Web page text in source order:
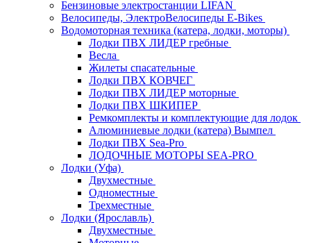
Бензиновые электростанции LIFAN
Велосипеды, ЭлектроВелосипеды E-Bikes
Водомоторная техника (катера, лодки, моторы)
Лодки ПВХ ЛИДЕР гребные
Весла
Жилеты спасательные
Лодки ПВХ КОВЧЕГ
Лодки ПВХ ЛИДЕР моторные
Лодки ПВХ ШКИПЕР
Ремкомплекты и комплектующие для лодок
Алюминиевые лодки (катера) Вымпел
Лодки ПВХ Sea-Pro
ЛОДОЧНЫЕ МОТОРЫ SEA-PRO
Лодки (Уфа)
Двухместные
Одноместные
Трехместные
Лодки (Ярославль)
Двухместные